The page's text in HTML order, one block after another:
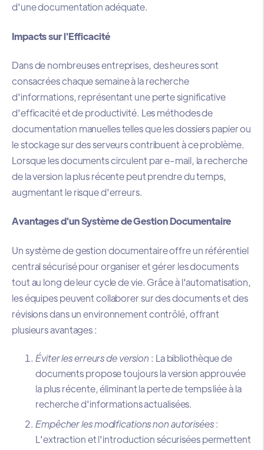
d'une documentation adéquate.
Impacts sur l'Efficacité
Dans de nombreuses entreprises, des heures sont
consacrées chaque semaine à la recherche
d'informations, représentant une perte significative
d'efficacité et de productivité. Les méthodes de
documentation manuelles telles que les dossiers papier ou
le stockage sur des serveurs contribuent à ce problème.
Lorsque les documents circulent par e-mail, la recherche
de la version la plus récente peut prendre du temps,
augmentant le risque d'erreurs.
Avantages d'un Système de Gestion Documentaire
Un système de gestion documentaire offre un référentiel
central sécurisé pour organiser et gérer les documents
tout au long de leur cycle de vie. Grâce à l'automatisation,
les équipes peuvent collaborer sur des documents et des
révisions dans un environnement contrôlé, offrant
plusieurs avantages :
Éviter les erreurs de version : La bibliothèque de
documents propose toujours la version approuvée
la plus récente, éliminant la perte de temps liée à la
recherche d'informations actualisées.
Empêcher les modifications non autorisées:
L'extraction et l'introduction sécurisées permettent